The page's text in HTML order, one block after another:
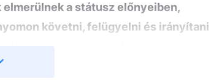
a státusz előnyeiben,
követni, felügyelni és irányítani
nem sikerül azonnal korrigálni vagy